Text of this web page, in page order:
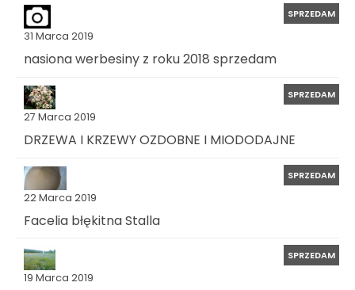
31 Marca 2019
SPRZEDAM
nasiona werbesiny z roku 2018 sprzedam
27 Marca 2019
SPRZEDAM
DRZEWA I KRZEWY OZDOBNE I MIODODAJNE
22 Marca 2019
SPRZEDAM
Facelia błękitna Stalla
19 Marca 2019
SPRZEDAM